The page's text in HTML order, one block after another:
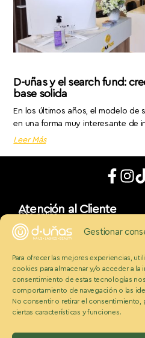
Gestionar
Para ofrecer las mejores experiencias,
cookies para almacenar y/o acceder a la
consentimiento de estas tecnologías
comportamiento de navegación o las
No consentir o retirar el consentimiento,
ciertas características y funciones.
D-uñas y el search fund:
base solida
En los últimos años, el modelo de
en una forma muy interesante de
Leer Más
Atención al Cliente
Cita online
App móvil
d_uñaslovers
Bonos d-uñas
Contacto
Conócenos
Somos Ecobeauty
Conocenos
Medios
Blog